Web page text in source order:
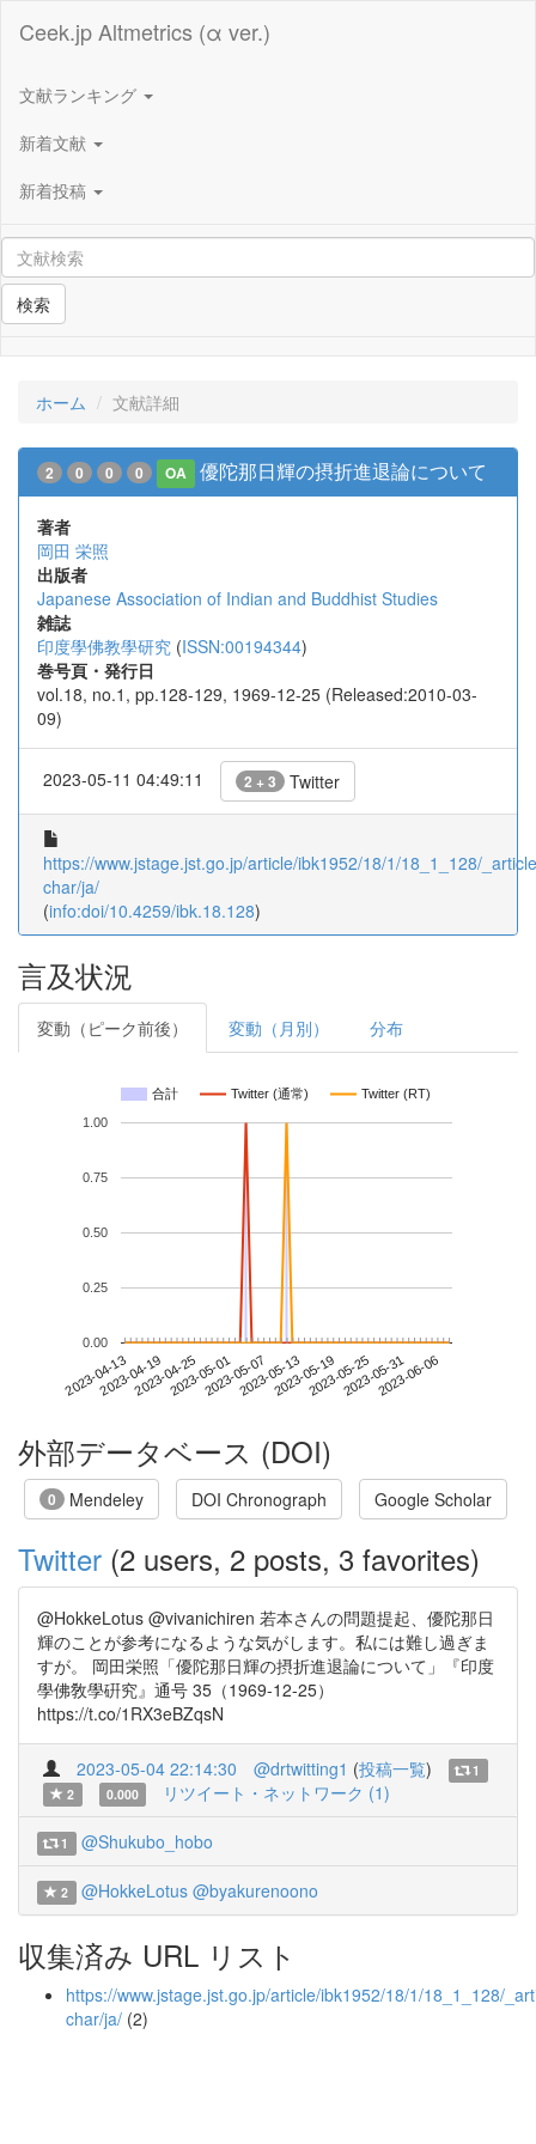
Ceek.jp Altmetrics (α ver.)
文献ランキング
新着文献
新着投稿
検索
ホーム 文献詳細
2 0 0 0 OA 優陀那日輝の摂折進退論について
著者
岡田 栄照
出版者
Japanese Association of Indian and Buddhist Studies
雑誌
印度學佛教學研究 (ISSN:00194344)
巻号頁・発行日
vol.18, no.1, pp.128-129, 1969-12-25 (Released:2010-03-
09)
2023-05-11 04:49:11 2 + 3 Twitter
https://www.jstage.jst.go.jp/article/ibk1952/18/1/18_1_128/
char/ja/
(info:doi/10.4259/ibk.18.128)
言及状況
変動（ピーク前後） 変動（月別） 分布
合計 Twitter (通常) Twitter (RT)
2023-04-132023-04-192023-04-252023-05-012023-05-072023-05-132023-05-192023-05-252023-05-312023-06-06
0.00
0.25
0.50
0.75
1.00
外部データベース (DOI)
0 Mendeley DOI Chronograph Google Scholar
Twitter (2 users, 2 posts, 3 favorites)
@HokkeLotus @vivanichiren 若本さんの問題提起、優陀那日
輝のことが参考になるような気がします。私には難し過ぎま
すが。 岡田栄照「優陀那日輝の摂折進退論について」『印度
學佛敎學硏究』通号 35（1969-12-25）
https://t.co/1RX3eBZqsN
2023-05-04 22:14:30 @drtwitting1 (投稿一覧)
1
2
0.000 リツイート・ネットワーク (1)
1 @Shukubo_hobo
2 @HokkeLotus @byakurenoono
収集済み URL リスト
https://www.jstage.jst.go.jp/article/ibk1952/18/1/18_1_128/
char/ja/ (2)